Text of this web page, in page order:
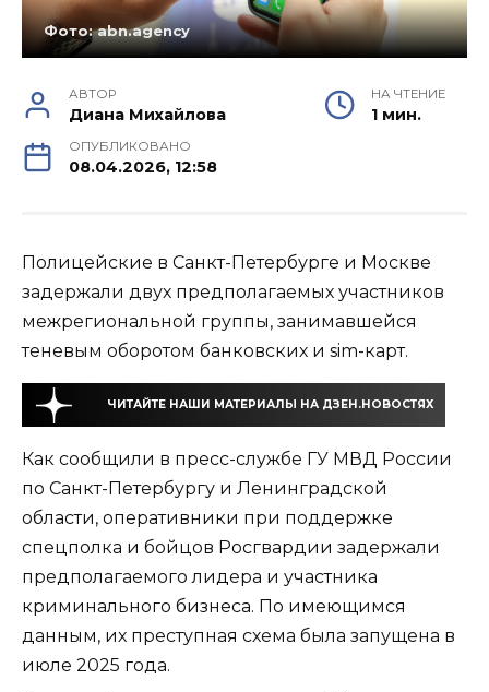
Фото: abn.agency
АВТОР
Диана Михайлова
НА ЧТЕНИЕ
1 мин.
ОПУБЛИКОВАНО
08.04.2026, 12:58
Полицейские в Санкт-Петербурге и Москве
задержали двух предполагаемых участников
межрегиональной группы, занимавшейся
теневым оборотом банковских и sim-карт.
ЧИТАЙТЕ НАШИ МАТЕРИАЛЫ НА ДЗЕН.НОВОСТЯХ
Как сообщили в пресс-службе ГУ МВД России
по Санкт-Петербургу и Ленинградской
области, оперативники при поддержке
спецполка и бойцов Росгвардии задержали
предполагаемого лидера и участника
криминального бизнеса. По имеющимся
данным, их преступная схема была запущена в
июле 2025 года.